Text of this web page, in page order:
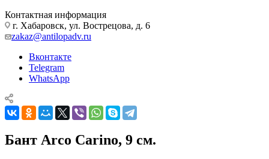
Контактная информация
г. Хабаровск, ул. Вострецова, д. 6
zakaz@antilopadv.ru
Вконтакте
Telegram
WhatsApp
Бант Arco Carino, 9 см.